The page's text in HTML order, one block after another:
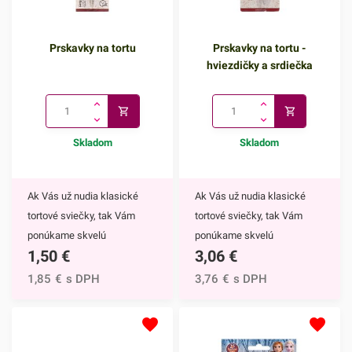
Prskavky na tortu
Skladom
Ak Vás už nudia klasické
tortové sviečky, tak Vám
ponúkame skvelú
alternatívu. Prskavky na tortu
sú mimoriadne efektným
1,50 €
1,85 € s DPH
Prskavky na tortu -
hviezdičky a srdiečka
Skladom
Ak Vás už nudia klasické
tortové sviečky, tak Vám
ponúkame skvelú
alternatívu. Prskavky na tortu
- hviezdičky a srdiečka sú
3,06 €
3,76 € s DPH